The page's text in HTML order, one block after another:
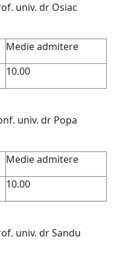
univ. dr Osiac
Medie admitere
10.00
univ. dr Popa
Medie admitere
10.00
univ. dr Sandu